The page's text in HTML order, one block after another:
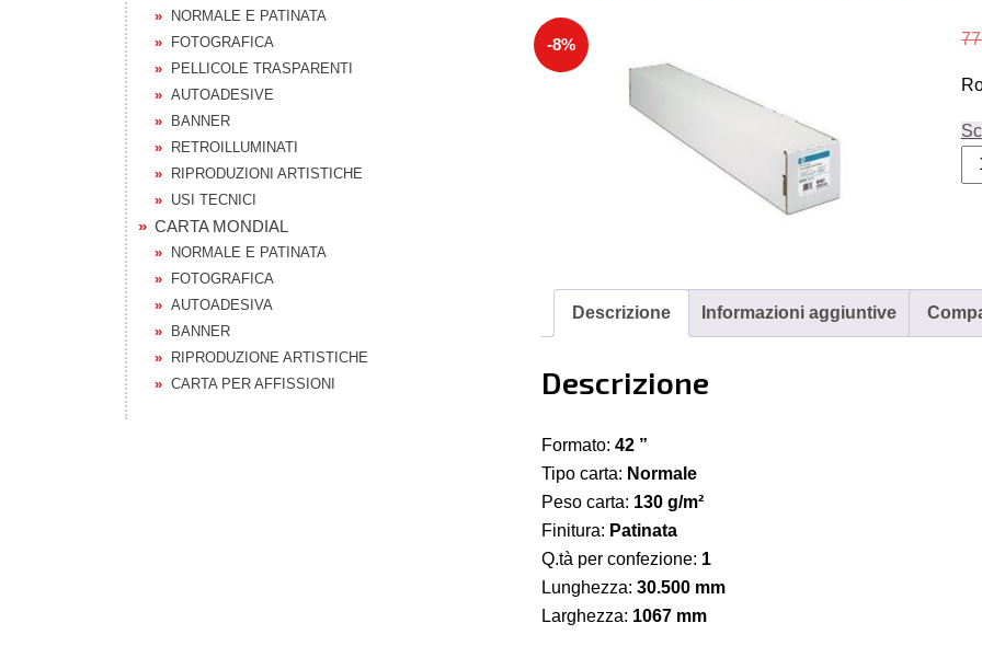
NORMALE E PATINATA
FOTOGRAFICA
PELLICOLE TRASPARENTI
AUTOADESIVE
BANNER
RETROILLUMINATI
RIPRODUZIONI ARTISTICHE
USI TECNICI
CARTA MONDIAL
NORMALE E PATINATA
FOTOGRAFICA
AUTOADESIVA
BANNER
RIPRODUZIONE ARTISTICHE
CARTA PER AFFISSIONI
-8%
-
Descrizione Informazioni aggiuntive
Descrizione
Formato: 42 ”
Tipo carta: Normale
Peso carta: 130 g/m²
Finitura: Patinata
Q.tà per confezione: 1
Lunghezza: 30.500 mm
Larghezza: 1067 mm